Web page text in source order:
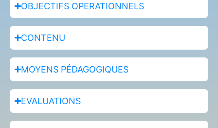
OBJECTIFS OPERATIONNELS
CONTENU
MOYENS PÉDAGOGIQUES
EVALUATIONS